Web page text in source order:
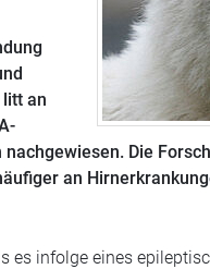
litt an
Die
an
es infolge eines